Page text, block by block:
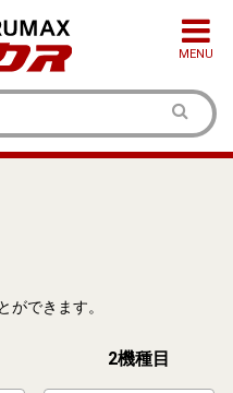
MENU
ができます。
2機種目